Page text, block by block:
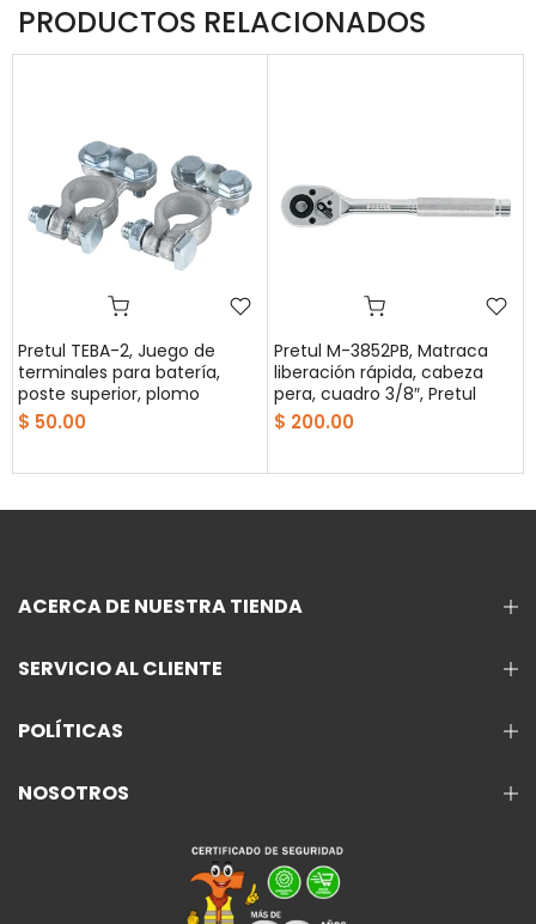
PRODUCTOS RELACIONADOS
Pretul TEBA-2, Juego de
terminales para batería,
poste superior, plomo
$ 50.00
Pretul M-3852PB, Matraca
liberación rápida, cabeza
pera, cuadro 3/8″, Pretul
$ 200.00
ACERCA DE NUESTRA TIENDA
SERVICIO AL CLIENTE
POLÍTICAS
NOSOTROS